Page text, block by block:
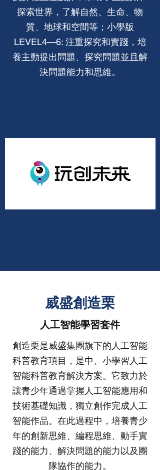
探索世界，了解自然、生命、物
質、地球和空間等；小學版
LEVEL4—6: 注重探究和實踐，培
養主動提出問題、探究問題並且解
決問題能力和思維。
威盛創造栗
​人工智能學習套件
創造栗是威盛集團旗下的人工智能
科普教育項目，是中、小學習人工
智能科普教育解決方案。它致力於
讓青少年通過掌握人工智能應用和
技術基礎知識，獨立創作完成人工
智能作品。在此過程中，培養青少
年的創新思維、編程思維、動手實
踐的能力、解決問題的能力以及團
隊協作的能力。